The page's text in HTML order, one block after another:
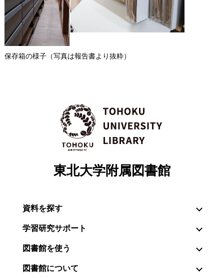
保存箱の様子（写真は報告書より抜粋）
東北大学附属図書館
資料を探す
学習研究サポート
図書館を使う
図書館について